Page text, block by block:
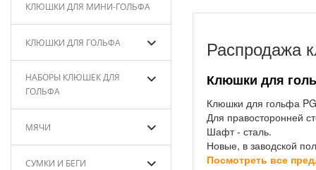
КЛЮШКИ ДЛЯ МИНИ-ГОЛЬФА
КЛЮШКИ ДЛЯ ГОЛЬФА
НАБОРЫ КЛЮШЕК ДЛЯ
ГОЛЬФА
МЯЧИ
СУМКИ И БЕГИ
Распродажа
Клюшки для
Клюшки для гольфа
Для правосторонней
Шафт - сталь.
Новые, в заводской
Посмотреть все